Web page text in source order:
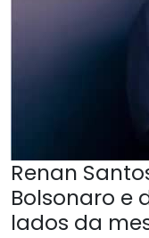
Renan
Bolsonaro e
lados da